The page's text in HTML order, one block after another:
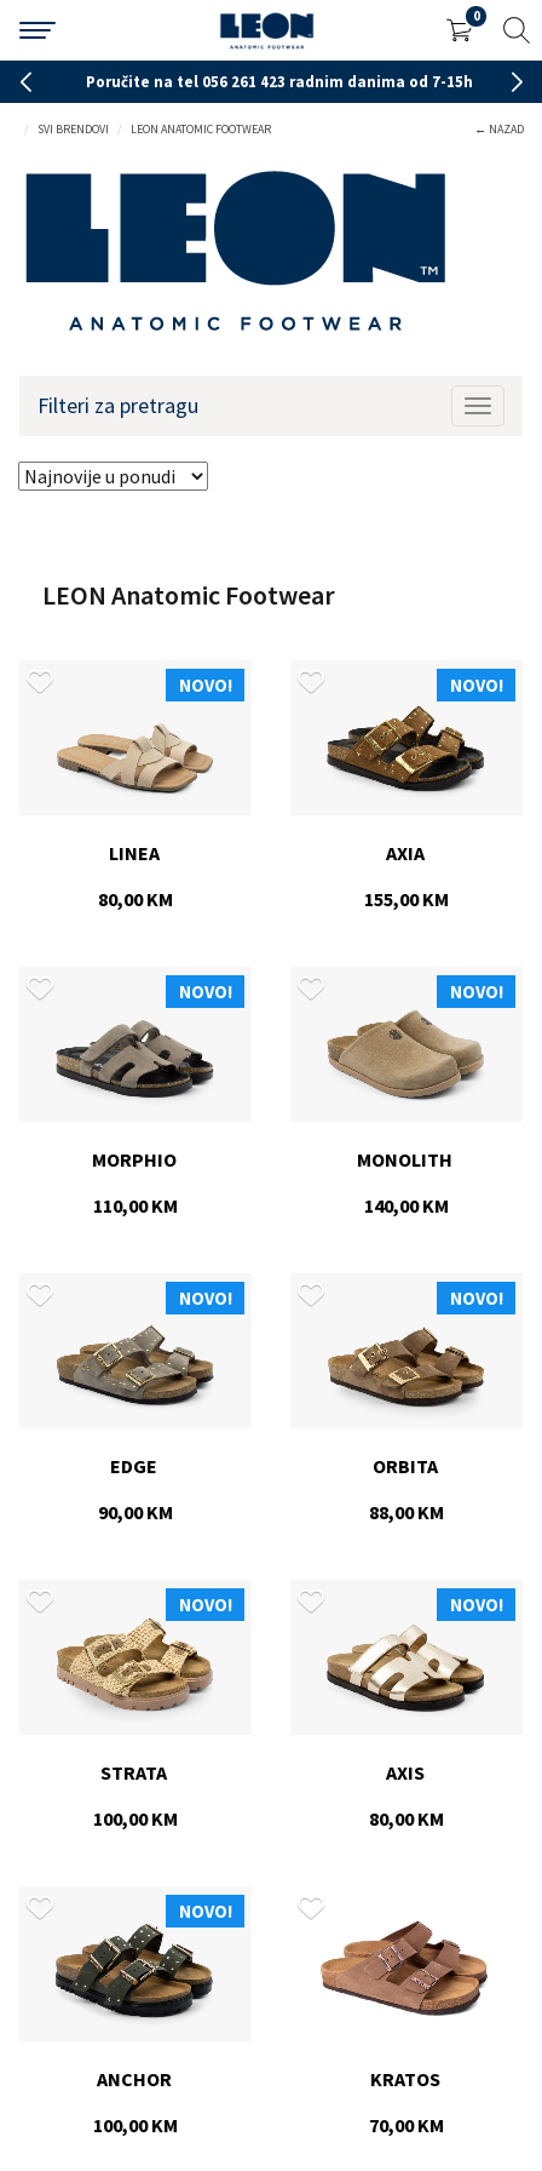
0
Poručite na tel 056 261 423 radnim danima od 7-15h
SVI BRENDOVI LEON ANATOMIC FOOTWEAR ← NAZAD
Toggle
Filteri za pretragu
LEON Anatomic Footwear
NOVO!
LINEA
80,00 KM
NOVO!
AXIA
155,00 KM
NOVO!
MORPHIO
110,00 KM
NOVO!
MONOLITH
140,00 KM
NOVO!
EDGE
90,00 KM
NOVO!
ORBITA
88,00 KM
NOVO!
STRATA
100,00 KM
NOVO!
AXIS
80,00 KM
NOVO!
ANCHOR
100,00 KM
KRATOS
70,00 KM